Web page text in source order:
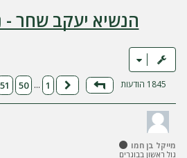
ה
הנשיא יעקב שחר -
1845 הודעות
דף52מתוך 62 הקודם 1
…
50
51
מייקל בן חמו
גול ראשון בבוגרים